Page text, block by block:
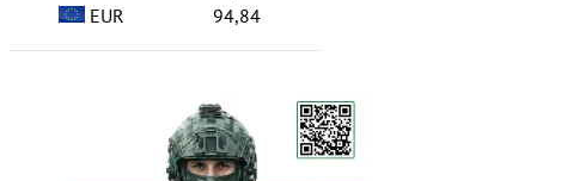
EUR
94,84